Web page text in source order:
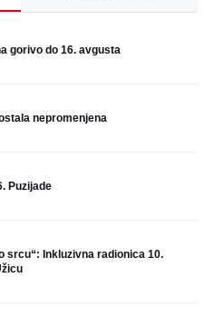
gorivo do 16. avgusta
nepromenjena
Puzijade
srcu“: Inkluzivna radionica 10.